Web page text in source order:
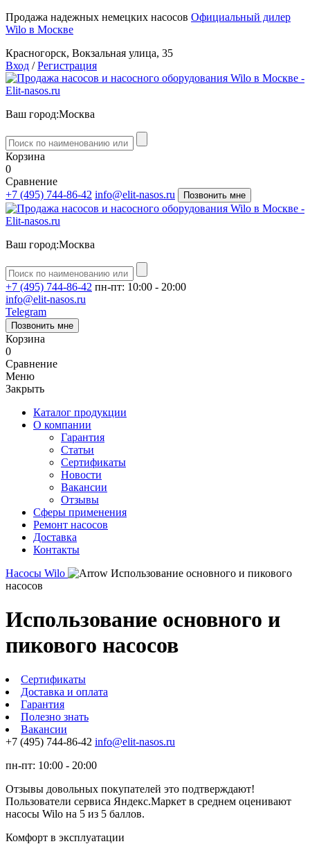
Продажа надежных немецких насосов Официальный дилер
Wilo в Москве
Красногорск, Вокзальная улица, 35
Вход / Регистрация
Ваш город:Москва
Корзина
0
Сравнение
+7 (495) 744-86-42 info@elit-nasos.ru Позвонить мне
Ваш город:Москва
+7 (495) 744-86-42 пн-пт: 10:00 - 20:00
info@elit-nasos.ru
Telegram
Позвонить мне
Корзина
0
Сравнение
Меню
Закрыть
Каталог продукции
О компании
Гарантия
Статьи
Сертификаты
Новости
Вакансии
Отзывы
Сферы применения
Ремонт насосов
Доставка
Контакты
Насосы Wilo
Использование основного и пикового
насосов
Использование основного и
пикового насосов
Сертификаты
Доставка и оплата
Гарантия
Полезно знать
Вакансии
+7 (495) 744-86-42 info@elit-nasos.ru
пн-пт: 10:00 - 20:00
Отзывы довольных покупателей это подтверждают!
Пользователи сервиса Яндекс.Маркет в среднем оценивают
насосы Wilo на 5 из 5 баллов.
Комфорт в эксплуатации